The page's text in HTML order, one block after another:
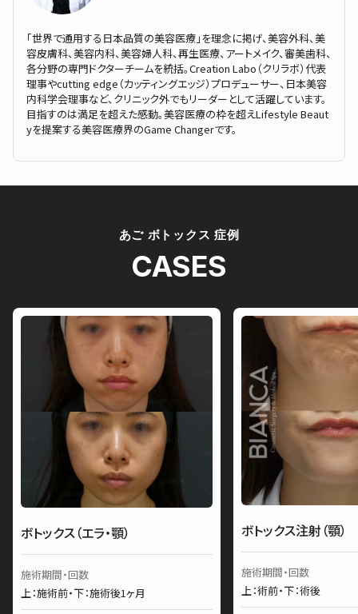
「世界で通用する日本品質の美容医療」を理念に掲げ、美容外科、美
容皮膚科、美容内科、美容婦人科、再生医療、アートメイク、審美歯科、
各分野の専門ドクターチームを統括。Creation Labo（クリラボ）代表
理事やcutting edge（カッティングエッジ）プロデューサー、日本美容
内科学会理事など、クリニック外でもリーダーとして活躍しています。
目指すのは満足を超えた感動。美容医療の枠を超えLifestyle Beaut
yを提案する美容医療界のGame Changerです。
あご ボトックス 症例
CASES
ボトックス（エラ・顎）
施術期間・回数
上：施術前・下：施術後1ヶ月
ボトックス注射（顎）
施術期間・回数
上：術前・下：術後